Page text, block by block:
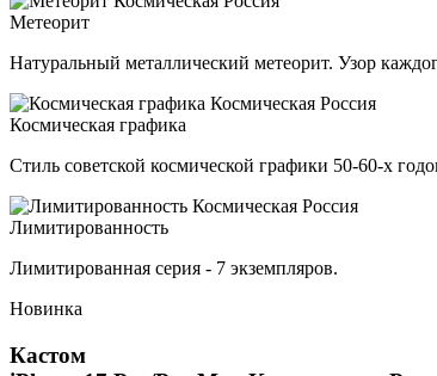
Метеорит
Натуральный металлический метеорит. Узор
Космическая графика
Стиль советской космической графики 50-60-х
Лимитированность
Лимитированная серия - 7 экземпляров.
Новинка
Кастом